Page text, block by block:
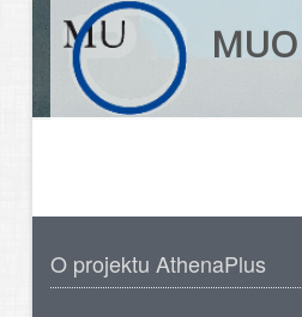
O projektu AthenaPlus